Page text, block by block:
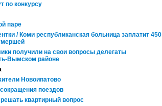
по конкурсу
паре
/ Коми республиканская больница заплатит 450
получили на свои вопросы делегаты
Вымском районе
Новоипатово
поездов
квартирный вопрос